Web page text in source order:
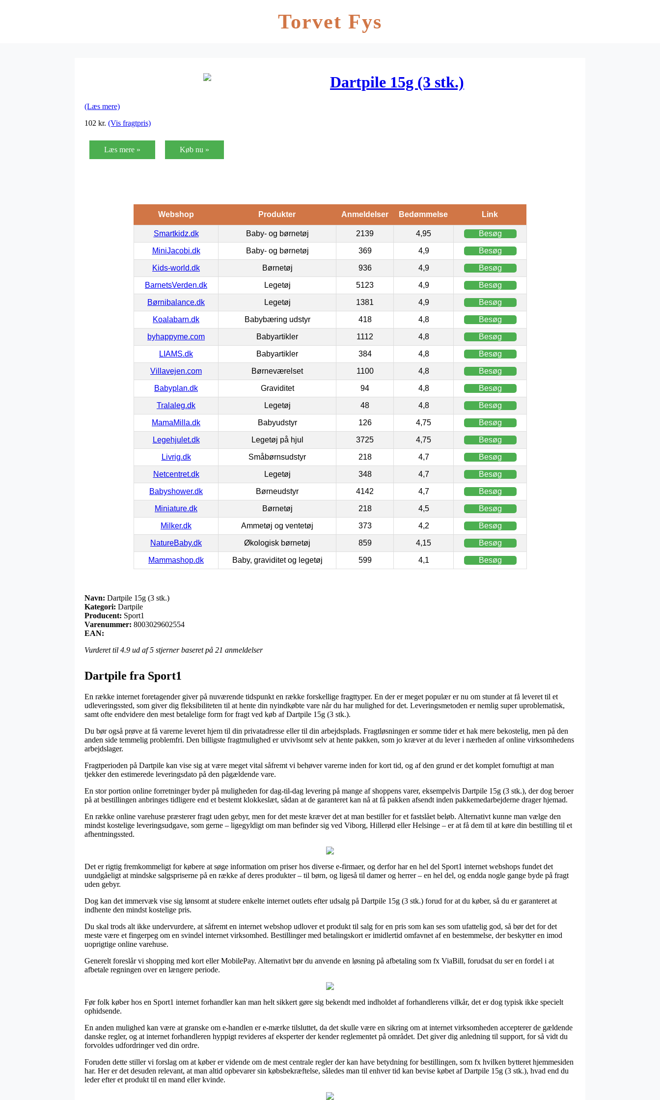
Torvet Fys
Dartpile 15g (3 stk.)
(Læs mere)
102 kr. (Vis fragtpris)
Læs mere » Køb nu »
Webshop Produkter Anmeldelser Bedømmelse Link
Smartkidz.dk Baby- og børnetøj 2139 4,95 Besøg
MiniJacobi.dk Baby- og børnetøj 369 4,9 Besøg
Kids-world.dk Børnetøj 936 4,9 Besøg
BarnetsVerden.dk Legetøj 5123 4,9 Besøg
Børnibalance.dk Legetøj 1381 4,9 Besøg
Koalabarn.dk Babybæring udstyr 418 4,8 Besøg
byhappyme.com Babyartikler 1112 4,8 Besøg
LIAMS.dk Babyartikler 384 4,8 Besøg
Villavejen.com Børneværelset 1100 4,8 Besøg
Babyplan.dk Graviditet 94 4,8 Besøg
Tralaleg.dk Legetøj 48 4,8 Besøg
MamaMilla.dk Babyudstyr 126 4,75 Besøg
Legehjulet.dk Legetøj på hjul 3725 4,75 Besøg
Livrig.dk Småbørnsudstyr 218 4,7 Besøg
Netcentret.dk Legetøj 348 4,7 Besøg
Babyshower.dk Børneudstyr 4142 4,7 Besøg
Miniature.dk Børnetøj 218 4,5 Besøg
Milker.dk Ammetøj og ventetøj 373 4,2 Besøg
NatureBaby.dk Økologisk børnetøj 859 4,15 Besøg
Mammashop.dk Baby, graviditet og legetøj 599 4,1 Besøg
Navn: Dartpile 15g (3 stk.)
Kategori: Dartpile
Producent: Sport1
Varenummer: 8003029602554
EAN:
Vurderet til 4.9 ud af 5 stjerner baseret på 21 anmeldelser
Dartpile fra Sport1
En række internet foretagender giver på nuværende tidspunkt en række forskellige fragttyper. En der er meget populær er nu om stunder at få leveret til et
udleveringssted, som giver dig fleksibiliteten til at hente din nyindkøbte vare når du har mulighed for det. Leveringsmetoden er nemlig super uproblematisk,
samt ofte endvidere den mest betalelige form for fragt ved køb af Dartpile 15g (3 stk.).
Du bør også prøve at få varerne leveret hjem til din privatadresse eller til din arbejdsplads. Fragtløsningen er somme tider et hak mere bekostelig, men på den
anden side temmelig problemfri. Den billigste fragtmulighed er utvivlsomt selv at hente pakken, som jo kræver at du lever i nærheden af online virksomhedens
arbejdslager.
Fragtperioden på Dartpile kan vise sig at være meget vital såfremt vi behøver varerne inden for kort tid, og af den grund er det komplet fornuftigt at man
tjekker den estimerede leveringsdato på den pågældende vare.
En stor portion online forretninger byder på muligheden for dag-til-dag levering på mange af shoppens varer, eksempelvis Dartpile 15g (3 stk.), der dog beroer
på at bestillingen anbringes tidligere end et bestemt klokkeslæt, sådan at de garanteret kan nå at få pakken afsendt inden pakkemedarbejderne drager hjemad.
En række online varehuse præsterer fragt uden gebyr, men for det meste kræver det at man bestiller for et fastslået beløb. Alternativt kunne man vælge den
mindst kostelige leveringsudgave, som gerne – ligegyldigt om man befinder sig ved Viborg, Hillerød eller Helsinge – er at få dem til at køre din bestilling til et
afhentningssted.
Det er rigtig fremkommeligt for købere at søge information om priser hos diverse e-firmaer, og derfor har en hel del Sport1 internet webshops fundet det
uundgåeligt at mindske salgspriserne på en række af deres produkter – til børn, og ligeså til damer og herrer – en hel del, og endda nogle gange byde på fragt
uden gebyr.
Dog kan det immervæk vise sig lønsomt at studere enkelte internet outlets efter udsalg på Dartpile 15g (3 stk.) forud for at du køber, så du er garanteret at
indhente den mindst kostelige pris.
Du skal trods alt ikke undervurdere, at såfremt en internet webshop udlover et produkt til salg for en pris som kan ses som ufattelig god, så bør det for det
meste være et fingerpeg om en svindel internet virksomhed. Bestillinger med betalingskort er imidlertid omfavnet af en bestemmelse, der beskytter en imod
uoprigtige online varehuse.
Generelt foreslår vi shopping med kort eller MobilePay. Alternativt bør du anvende en løsning på afbetaling som fx ViaBill, forudsat du ser en fordel i at
afbetale regningen over en længere periode.
Før folk køber hos en Sport1 internet forhandler kan man helt sikkert gøre sig bekendt med indholdet af forhandlerens vilkår, det er dog typisk ikke specielt
ophidsende.
En anden mulighed kan være at granske om e-handlen er e-mærke tilsluttet, da det skulle være en sikring om at internet virksomheden accepterer de gældende
danske regler, og at internet forhandleren hyppigt revideres af eksperter der kender reglementet på området. Det giver dig anledning til support, for så vidt du
forvoldes udfordringer ved din ordre.
Foruden dette stiller vi forslag om at køber er vidende om de mest centrale regler der kan have betydning for bestillingen, som fx hvilken bytteret hjemmesiden
har. Her er det desuden relevant, at man altid opbevarer sin købsbekræftelse, således man til enhver tid kan bevise købet af Dartpile 15g (3 stk.), hvad end du
leder efter et produkt til en mand eller kvinde.